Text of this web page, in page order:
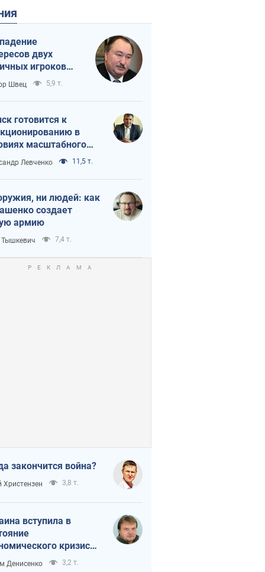
двух
игроков
тайный план
и Путина?
Швец 5,9 т.
готовится к
в
масштабного
кризиса
Левченко 11,5 т.
ни людей: как
создает
армию
Тышкевич 7,4 т.
закончится война?
Христензен 3,8 т.
вступила в
кризиса.
ли свет в конце
Денисенко 3,2 т.